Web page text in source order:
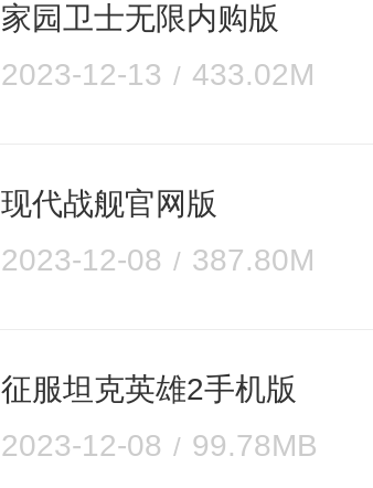
家园卫士无限内购版
2023-12-13
433.02M
现代战舰官网版
2023-12-08
387.80M
征服坦克英雄2手机版
2023-12-08
99.78MB